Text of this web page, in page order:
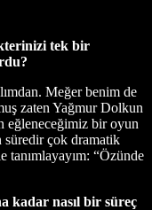
tek bir
Meğer benim de
zaten Yağmur Dolkun
eğleneceğimiz bir oyun
çok dramatik
tanımlayayım: “Özünde
kadar nasıl bir süreç